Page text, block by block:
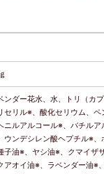
ンダー花水、水、トリ（カ
セリル※、酸化セリウム、ペ
ニルアルコール※、バチルア
ウンデシレン酸ヘプチル※
子油※、ヤシ油※、クマイザ
アオイ油※、ラベンダー油※